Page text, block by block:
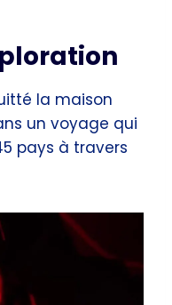
la maison
un voyage qui
pays à travers